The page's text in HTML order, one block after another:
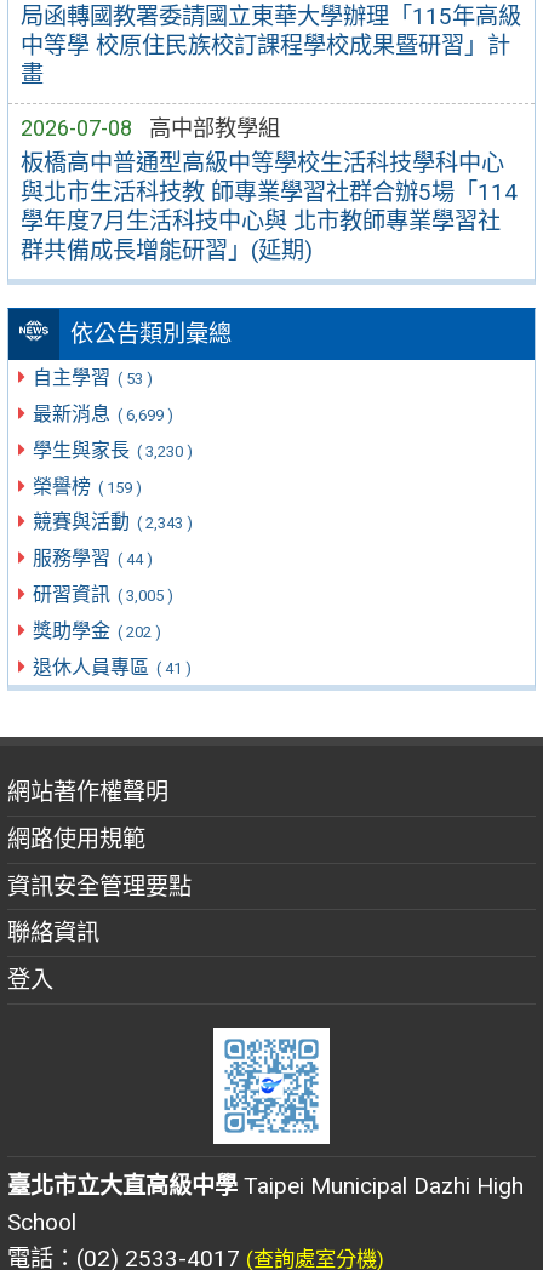
局函轉國教署委請國立東華大學辦理「115年高級
中等學 校原住民族校訂課程學校成果暨研習」計
畫
2026-07-08 高中部教學組
板橋高中普通型高級中等學校生活科技學科中心
與北市生活科技教 師專業學習社群合辦5場「114
學年度7月生活科技中心與 北市教師專業學習社
群共備成長增能研習」(延期)
依公告類別彙總
自主學習 ( 53 )
最新消息 ( 6,699 )
學生與家長 ( 3,230 )
榮譽榜 ( 159 )
競賽與活動 ( 2,343 )
服務學習 ( 44 )
研習資訊 ( 3,005 )
獎助學金 ( 202 )
退休人員專區 ( 41 )
網站著作權聲明
網路使用規範
資訊安全管理要點
聯絡資訊
登入
臺北市立大直高級中學 Taipei Municipal Dazhi High
School
電話：(02) 2533-4017 (查詢處室分機)